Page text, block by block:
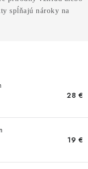
spĺňajú nároky na
28 €
19 €